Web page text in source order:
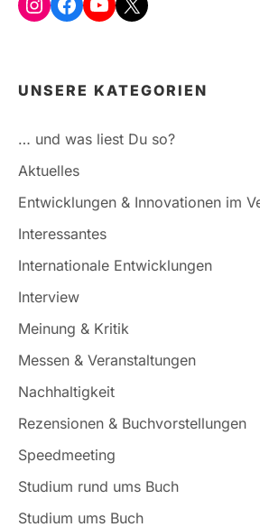
UNSERE KATEGORIEN
… und was liest Du so?
Aktuelles
Entwicklungen & Innovationen im
Interessantes
Internationale Entwicklungen
Interview
Meinung & Kritik
Messen & Veranstaltungen
Nachhaltigkeit
Rezensionen & Buchvorstellungen
Speedmeeting
Studium rund ums Buch
Studium ums Buch